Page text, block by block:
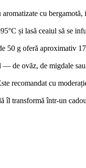
cu
și lasă ceaiul să se
50 g oferă aproximativ
de ovăz, de migdale
recomandat cu
îl transformă într-un